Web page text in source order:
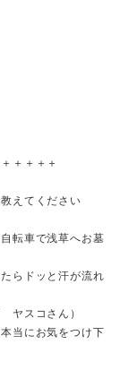
＋＋＋＋
えてください
転車で浅草へお墓
らドッと汗が流れ
ヤスコさん）
当にお気をつけ下